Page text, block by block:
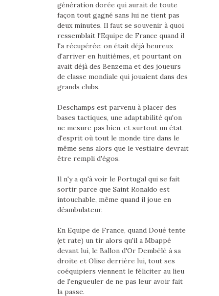
génération dorée qui aurait de toute
façon tout gagné sans lui ne tient pas
deux minutes. Il faut se souvenir à quoi
ressemblait l'Equipe de France quand il
l'a récupérée: on était déjà heureux
d'arriver en huitièmes, et pourtant on
avait déjà des Benzema et des joueurs
de classe mondiale qui jouaient dans des
grands clubs.
Deschamps est parvenu à placer des
bases tactiques, une adaptabilité qu'on
ne mesure pas bien, et surtout un état
d'esprit où tout le monde tire dans le
même sens alors que le vestiaire devrait
être rempli d'égos.
Il n'y a qu'à voir le Portugal qui se fait
sortir parce que Saint Ronaldo est
intouchable, même quand il joue en
déambulateur.
En Equipe de France, quand Doué tente
(et rate) un tir alors qu'il a Mbappé
devant lui, le Ballon d'Or Dembélé à sa
droite et Olise derrière lui, tout ses
coéquipiers viennent le féliciter au lieu
de l'engueuler de ne pas leur avoir fait
la passe.